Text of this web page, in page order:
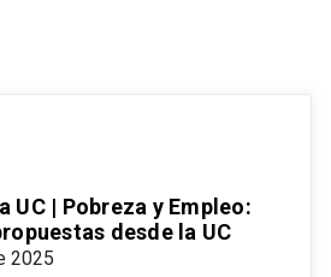
UC | Pobreza y Empleo:
desde la UC
2025